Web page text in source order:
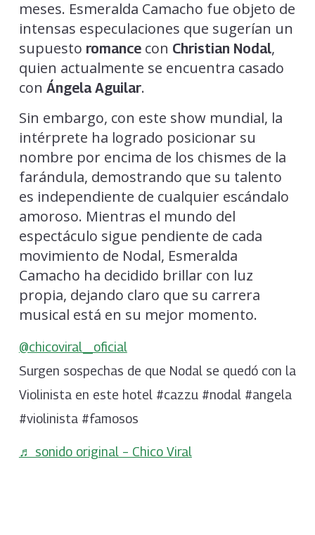
meses. Esmeralda Camacho fue objeto de
intensas especulaciones que sugerían un
supuesto romancecon Christian Nodal,
quien actualmente se encuentra casado
con Ángela Aguilar.
Sin embargo, con este show mundial, la
intérprete ha logrado posicionar su
nombre por encima de los chismes de la
farándula, demostrando que su talento
es independiente de cualquier escándalo
amoroso. Mientras el mundo del
espectáculo sigue pendiente de cada
movimiento de Nodal, Esmeralda
Camacho ha decidido brillar con luz
propia, dejando claro que su carrera
musical está en su mejor momento.
@chicoviral_oficial
Surgen sospechas de que Nodal se quedó con la
Violinista en este hotel #cazzu #nodal #angela
#violinista #famosos
♬ sonido original – Chico Viral